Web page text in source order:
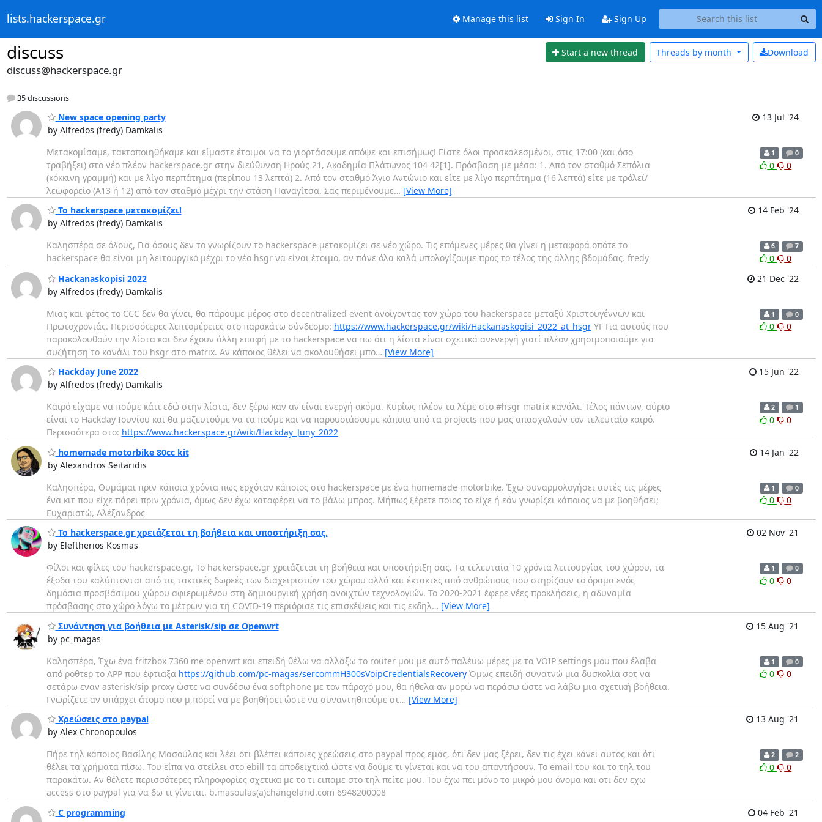
lists.hackerspace.gr Manage this list Sign In Sign Up
discuss Start a new thread Download
Threads by month
discuss@hackerspace.gr
35 discussions
New space opening party
by Alfredos (fredy) Damkalis
13 Jul '24
Μετακομίσαμε, τακτοποιηθήκαμε και είμαστε έτοιμοι να το γιορτάσουμε απόψε και επισήμως! Είστε όλοι προσκαλεσμένοι, στις 17:00 (και όσο
τραβήξει) στο νέο πλέον hackerspace.gr στην διεύθυνση Ηρούς 21, Ακαδημία Πλάτωνος 104 42[1]. Πρόσβαση με μέσα: 1. Aπό τον σταθμό Σεπόλια
(κόκκινη γραμμή) και με λίγο περπάτημα (περίπου 13 λεπτά) 2. Από τον σταθμό Άγιο Αντώνιο και είτε με λίγο περπάτημα (16 λεπτά) είτε με τρόλεϊ/
λεωφορείο (Α13 ή 12) από τον σταθμό μέχρι την στάση Παναγίτσα. Σας περιμένουμε… [View More]
1 0
0 0
Το hackerspace μετακομίζει!
by Alfredos (fredy) Damkalis
14 Feb '24
Καλησπέρα σε όλους, Για όσους δεν το γνωρίζουν το hackerspace μετακομίζει σε νέο χώρο. Τις επόμενες μέρες θα γίνει η μεταφορά οπότε το
hackerspace θα είναι μη λειτουργικό μέχρι το νέο hsgr να είναι έτοιμο, αν πάνε όλα καλά υπολογίζουμε προς το τέλος της άλλης βδομάδας. fredy
6 7
0
0
Hackanaskopisi 2022
by Alfredos (fredy) Damkalis
21 Dec '22
Μιας και φέτος το CCC δεν θα γίνει, θα πάρουμε μέρος στο decentralized event ανοίγοντας τον χώρο του hackerspace μεταξύ Χριστουγέννων και
Πρωτοχρονιάς. Περισσότερες λεπτομέρειες στο παρακάτω σύνδεσμο: https://www.hackerspace.gr/wiki/Hackanaskopisi_2022_at_hsgrΥΓ Για αυτούς που
παρακολουθούν την λίστα και δεν έχουν άλλη επαφή με το hackerspace να πω ότι η λίστα είναι σχετικά ανενεργή γιατί πλέον χρησιμοποιούμε για
συζήτηση το κανάλι του hsgr στο matrix. Αν κάποιος θέλει να ακολουθήσει μπο… [View More]
1 0
0 0
Hackday June 2022
by Alfredos (fredy) Damkalis
15 Jun '22
Καιρό είχαμε να πούμε κάτι εδώ στην λίστα, δεν ξέρω καν αν είναι ενεργή ακόμα. Κυρίως πλέον τα λέμε στο #hsgr matrix κανάλι. Τέλος πάντων, αύριο
είναι το Hackday Ιουνίου και θα μαζευτούμε να τα πούμε και να παρουσιάσουμε κάποια από τα projects που μας απασχολούν τον τελευταίο καιρό.
Περισσότερα στο: https://www.hackerspace.gr/wiki/Hackday_Juny_2022
2 1
0 0
homemade motorbike 80cc kit
by Alexandros Seitaridis
14 Jan '22
Καλησπέρα, Θυμάμαι πριν κάποια χρόνια πως ερχόταν κάποιος στο hackerspace με ένα homemade motorbike. Έχω συναρμολογήσει αυτές τις μέρες
ένα κιτ που είχε πάρει πριν χρόνια, όμως δεν έχω καταφέρει να το βάλω μπρος. Μήπως ξέρετε ποιος το είχε ή εάν γνωρίζει κάποιος να με βοηθήσει;
Ευχαριστώ, Αλέξανδρος
1 0
0 0
Το hackerspace.gr χρειάζεται τη βοήθεια και υποστήριξη σας.
by Eleftherios Kosmas
02 Nov '21
Φίλοι και φίλες του hackerspace.gr, Το hackerspace.gr χρειάζεται τη βοήθεια και υποστήριξη σας. Tα τελευταία 10 χρόνια λειτουργίας του χώρου, τα
έξοδα του καλύπτονται από τις τακτικές δωρεές των διαχειριστών του χώρου αλλά και έκτακτες από ανθρώπους που στηρίζουν το όραμα ενός
δημόσια προσβάσιμου χώρου αφιερωμένου στη δημιουργική χρήση ανοιχτών τεχνολογιών. Το 2020-2021 έφερε νέες προκλήσεις, η αδυναμία
πρόσβασης στο χώρο λόγω το μέτρων για τη COVID-19 περιόρισε τις επισκέψεις και τις εκδηλ… [View More]
1 0
0 0
Συνάντηση για βοήθεια με Asterisk/sip σε Openwrt
by pc_magas
15 Aug '21
Καλησπέρα, Έχω ένα fritzbox 7360 me openwrt και επειδή θέλω να αλλάξω το router μου με αυτό παλέυω μέρες με τα VOIP settings μου που έλαβα
από ροθτερ το APP που έφτιαξα https://github.com/pc-magas/sercommH300sVoipCredentialsRecoveryΌμως επειδή συνατνώ μια δυσκολία σοτ να
σετάρω εναν asterisk/sip proxy ώστε να συνδέσω ένα softphone με τον πάροχό μου, θα ήθελα αν μορώ να περάσω ώστε να λάβω μια σχετική βοήθεια.
Γνωρίζετε αν υπάρχει άτομο που μ,πορεί να με βοηθήσει ώστε να συναντηθπούμε στ… [View More]
1 0
0 0
Χρεώσεις στο paypal
by Alex Chronopoulos
13 Aug '21
Πήρε τηλ κάποιος Βασίλης Μασούλας και λέει ότι βλέπει κάποιες χρεώσεις στο paypal προς εμάς, ότι δεν μας ξέρει, δεν τις έχει κάνει αυτος και ότι
θέλει τα χρήματα πίσω. Του είπα να στείλει στο ebill τα αποδειχτικά ώστε να δούμε τι γίνεται και να του απαντήσουν. Το email του και το τηλ του
παρακάτω. Αν θέλετε περισσότερες πληροφορίες σχετικα με το τι ειπαμε στο τηλ πείτε μου. Του έχω πει μόνο το μικρό μου όνομα και οτι δεν εχω
access στο paypal για να δω τι γίνεται. b.masoulas(a)changeland.com 6948200008
2 2
0 0
C programming
04 Feb '21